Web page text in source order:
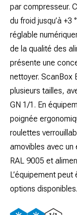
par compresseur.
du froid jusqu’à
réglable
de la qualité des
présente une
nettoyer. ScanBox
plusieurs tailles,
GN 1/1. En
poignée
roulettes
amovibles avec un
RAL 9005 et
L’équipement
options disponibles.